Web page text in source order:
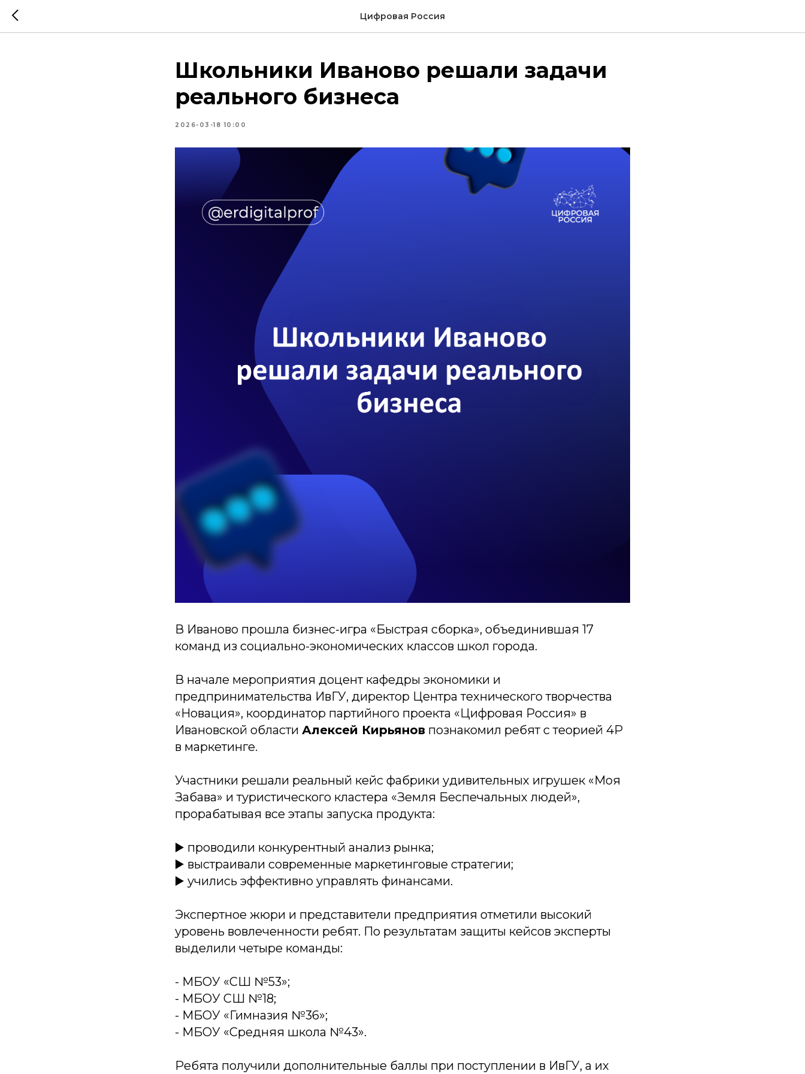
Цифровая Россия
Школьники Иваново решали задачи
реального бизнеса
2026-03-18 10:00
В Иваново прошла бизнес-игра «Быстрая сборка», объединившая 17
команд из социально-экономических классов школ города.
В начале мероприятия доцент кафедры экономики и
предпринимательства ИвГУ, директор Центра технического творчества
«Новация», координатор партийного проекта «Цифровая Россия» в
Ивановской области Алексей Кирьянов познакомил ребят с теорией 4Р
в маркетинге.
Участники решали реальный кейс фабрики удивительных игрушек «Моя
Забава» и туристического кластера «Земля Беспечальных людей»,
прорабатывая все этапы запуска продукта:
▶️ проводили конкурентный анализ рынка;
▶️ выстраивали современные маркетинговые стратегии;
▶️ учились эффективно управлять финансами.
Экспертное жюри и представители предприятия отметили высокий
уровень вовлеченности ребят. По результатам защиты кейсов эксперты
выделили четыре команды:
- МБОУ «СШ №53»;
- МБОУ СШ №18;
- МБОУ «Гимназия №36»;
- МБОУ «Средняя школа №43».
Ребята получили дополнительные баллы при поступлении в ИвГУ, а их